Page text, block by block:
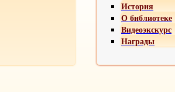
История
О библиотеке
Видеоэкскурс
Награды